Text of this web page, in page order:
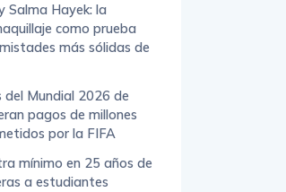
Salma Hayek: la
como prueba
más sólidas de
del Mundial 2026 de
pagos de millones
por la FIFA
mínimo en 25 años de
a estudiantes